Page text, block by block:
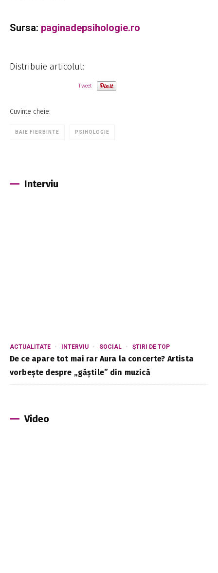
Sursa: paginadepsihologie.ro
Distribuie articolul:
Tweet
Cuvinte cheie:
BAIE FIERBINTE PSIHOLOGIE
Interviu
ACTUALITATE INTERVIU SOCIAL ȘTIRI DE TOP
De ce apare tot mai rar Aura la concerte? Artista
vorbește despre „găștile” din muzică
Video